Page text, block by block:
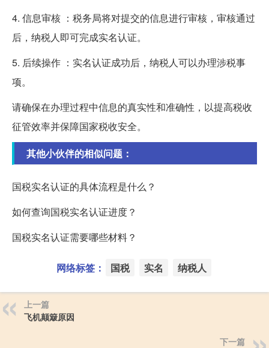
4. 信息审核 ：税务局将对提交的信息进行审核，审核通过
后，纳税人即可完成实名认证。
5. 后续操作 ：实名认证成功后，纳税人可以办理涉税事
项。
请确保在办理过程中信息的真实性和准确性，以提高税收
征管效率并保障国家税收安全。
其他小伙伴的相似问题：
国税实名认证的具体流程是什么？
如何查询国税实名认证进度？
国税实名认证需要哪些材料？
网络标签： 国税 实名 纳税人
上一篇
飞机颠簸原因
下一篇